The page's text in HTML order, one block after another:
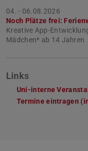
04. - 06.08.2026
Noch Plätze frei:
Kreative App-
Mädchen* ab 14 Jahren
Links
Uni-interne
Termine eintragen